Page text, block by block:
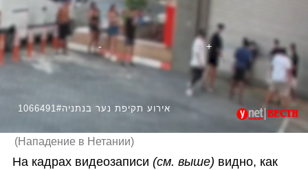
1066491#אירוע תקיפת נער בנתניה
(Нападение в Нетании)
На кадрах видеозаписи (см. выше) видно, как